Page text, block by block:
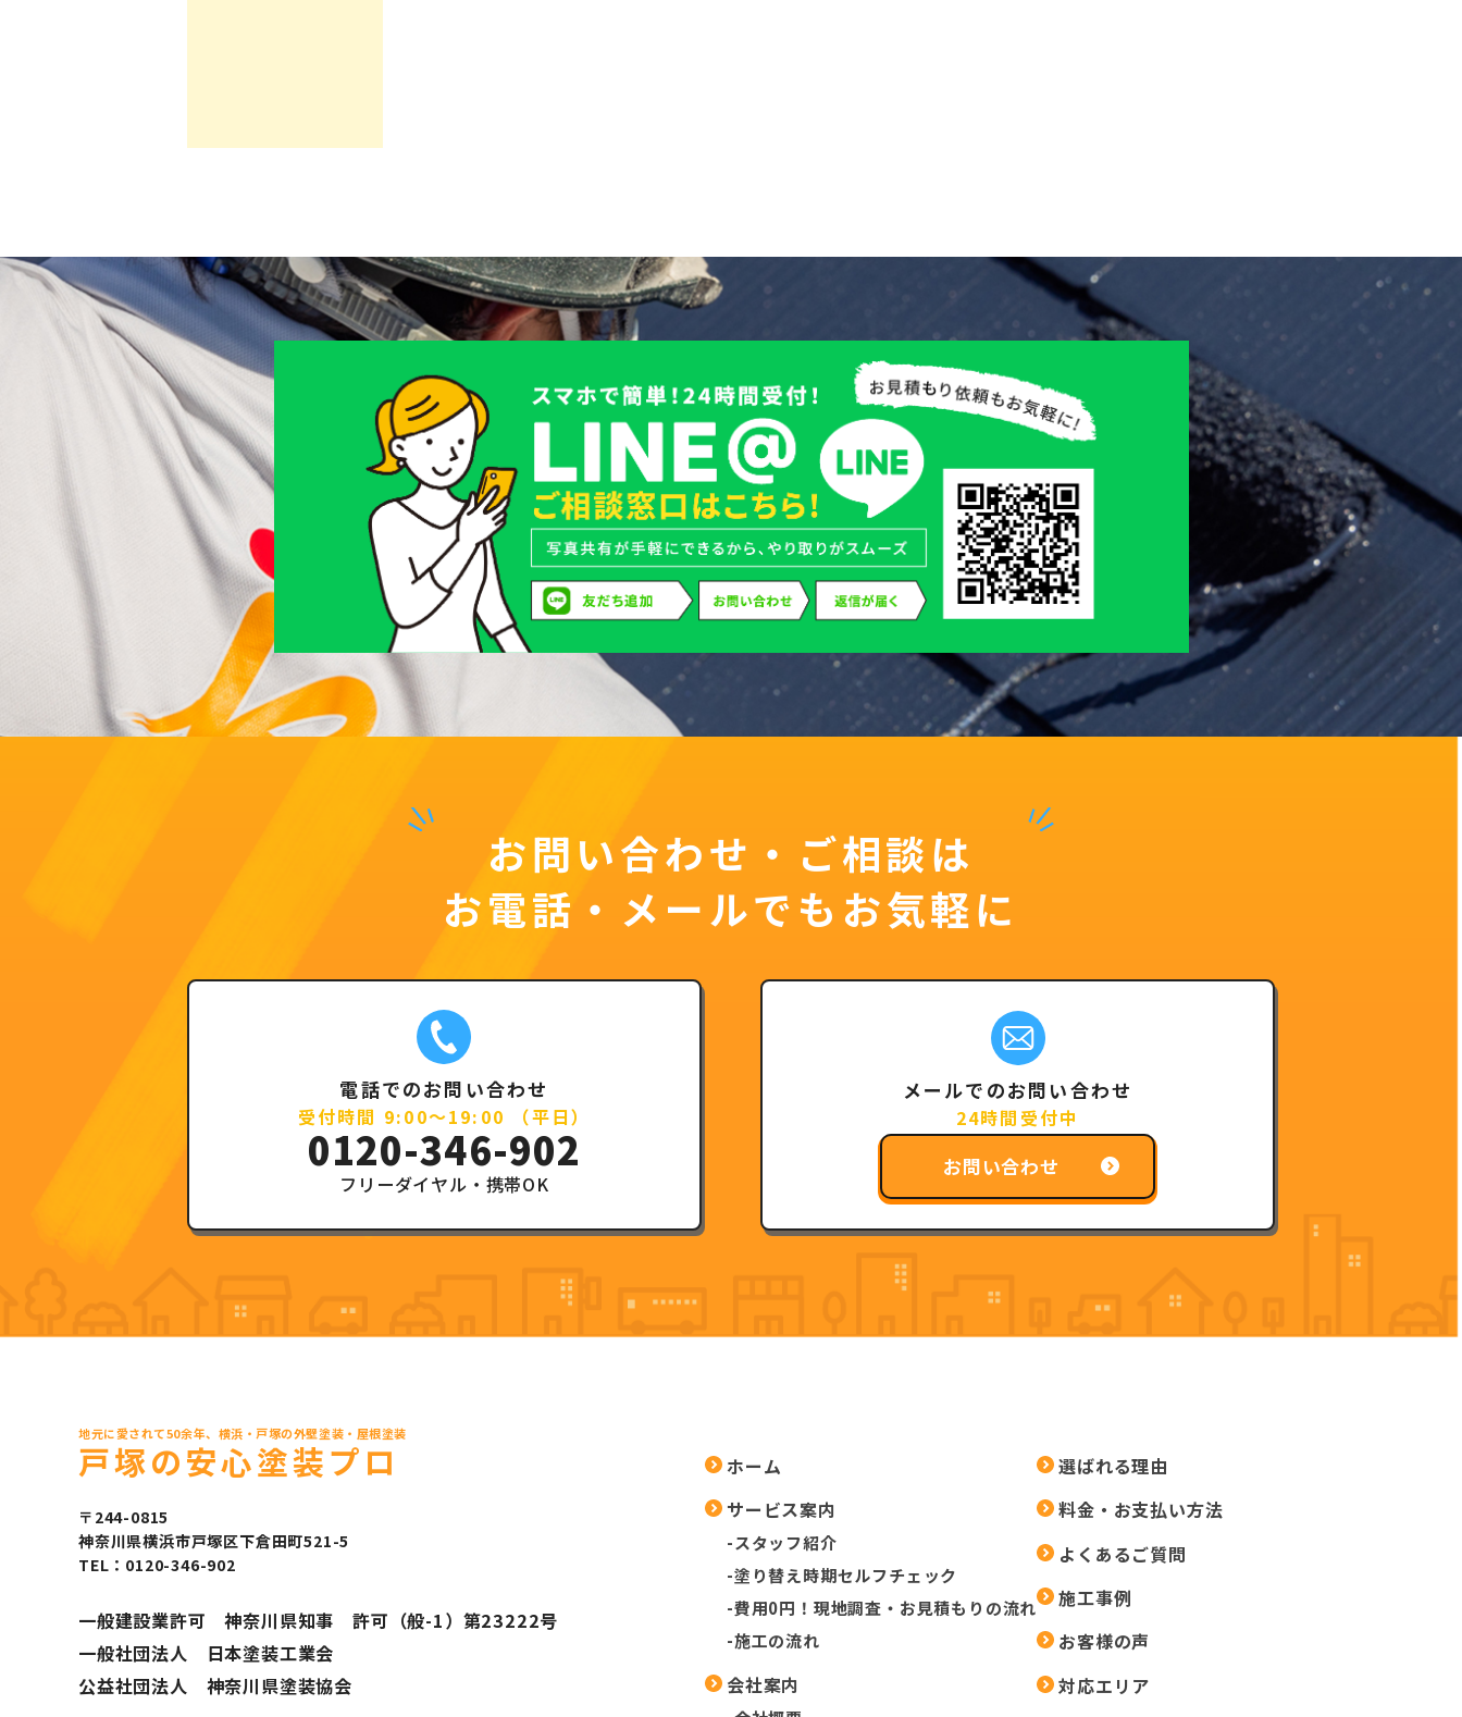
お問い合わせ・ご相談は
お電話・メールでもお気軽に
電話でのお問い合わせ
受付時間 9:00～19:00 （平日）
0120-346-902
フリーダイヤル・携帯OK
メールでのお問い合わせ
24時間受付中
お問い合わせ
地元に愛されて50余年、横浜・戸塚の外壁塗装・屋根塗装
戸塚の安心塗装プロ
〒244-0815
神奈川県横浜市戸塚区下倉田町521-5
TEL：0120-346-902
一般建設業許可 神奈川県知事 許可（般-1）第23222号
一般社団法人 日本塗装工業会
公益社団法人 神奈川県塗装協会
ホーム
サービス案内
-スタッフ紹介
-塗り替え時期セルフチェック
-費用0円！現地調査・お見積もりの流れ
-施工の流れ
会社案内
選ばれる理由
料金・お支払い方法
よくあるご質問
施工事例
お客様の声
対応エリア